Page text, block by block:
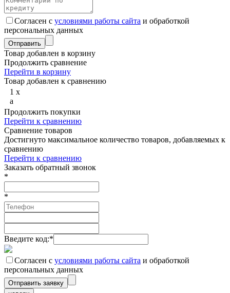
Согласен с условиями работы сайта и обработкой
персональных данных
Товар добавлен в корзину
Продолжить сравнение
Перейти в корзину
Товар добавлен к сравнению
1 x
a
Продолжить покупки
Перейти к сравнению
Сравнение товаров
Достигнуто максимальное количество товаров, добавляемых к
сравнению
Перейти к сравнению
Заказать обратный звонок
*
*
Введите код:*
Согласен с условиями работы сайта и обработкой
персональных данных